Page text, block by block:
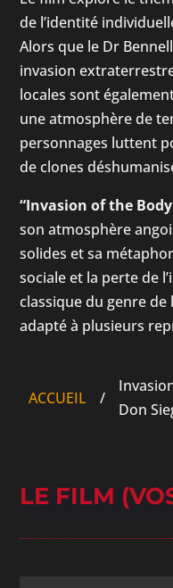
de l’identité
Alors que le Dr
invasion
locales sont
une atmosphère de
personnages luttent
de clones
“Invasion of the
son atmosphère
solides et sa
sociale et la perte de
classique du genre
adapté à plusieurs
ACCUEIL /
Don
LE FILM